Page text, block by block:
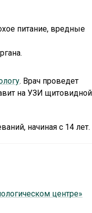
питание, вредные
. Врач проведет
на УЗИ щитовидной
начиная с 14 лет.
центре»